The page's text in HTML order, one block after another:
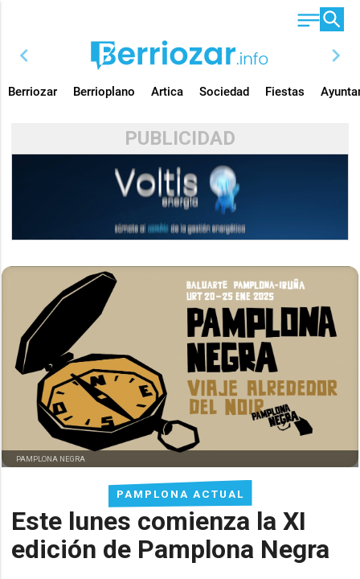
chevron_left chevron_right
Berriozar Berrioplano Artica Sociedad Fiestas
PUBLICIDAD
PAMPLONA ACTUAL
Este lunes comienza la XI
edición de Pamplona Negra
PAMPLONA NEGRA